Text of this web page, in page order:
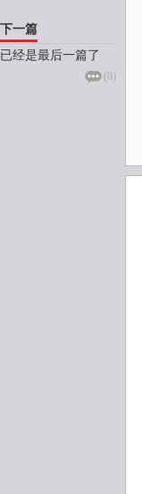
下一篇
已经是最后一篇了
(0)